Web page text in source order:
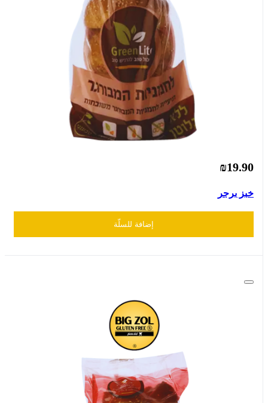
₪19.90
خبز برجر
إضافة للسلّة